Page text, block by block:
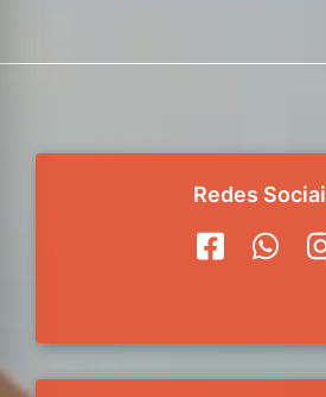
Redes